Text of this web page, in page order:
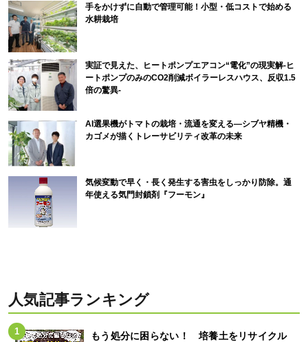
手をかけずに自動で管理可能！小型・低コストで始める
水耕栽培
実証で見えた、ヒートポンプエアコン“電化”の現実解-ヒ
ートポンプのみのCO2削減ボイラーレスハウス、反収1.5
倍の驚異-
AI選果機がトマトの栽培・流通を変える―シブヤ精機・
カゴメが描くトレーサビリティ改革の未来
気候変動で早く・長く発生する害虫をしっかり防除。通
年使える気門封鎖剤『フーモン』
人気記事ランキング
もう処分に困らない！ 培養土をリサイクル